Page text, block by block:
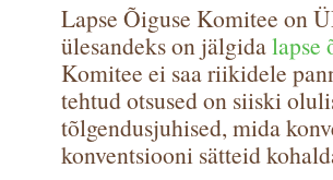
Lapse Õiguse Komitee on
ülesandeks on jälgidalapse
Komitee ei saa riikidele
tehtud otsused on siiski
tõlgendusjuhised, mida
konventsiooni sätteid